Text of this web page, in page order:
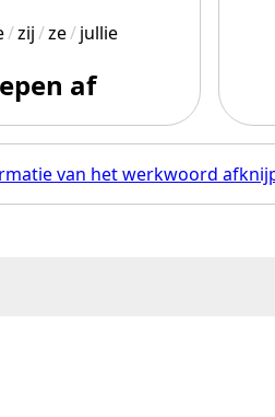
zij ze jullie
af
van het werkwoord